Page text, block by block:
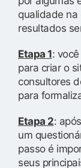
qualidade na
resultados
Etapa 1:
para criar o
consultores
para
Etapa 2:
um
passo é
seus